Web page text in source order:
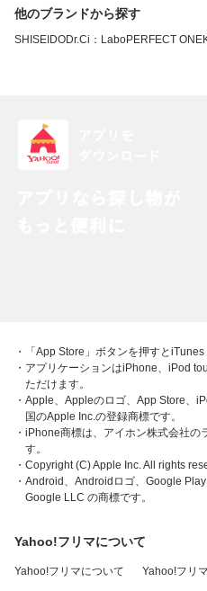
他のブランドから探す
SHISEIDODr.Ci：LaboPERFECT ONE
・「App Store」ボタンを押すと
・アプリケーションはiPhone、iPod
ただけます。
・Apple、Appleのロゴ、App Store、
国のApple Inc.の登録商標です。
・iPhone商標は、アイホン株式会社の
す。
・Copyright (C) Apple Inc. All rights
・Android、Androidロゴ、Google
Google LLC の商標です。
Yahoo!フリマについて
Yahoo!フリマについて Yahoo!フリ